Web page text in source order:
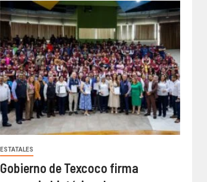
ESTATALES
Gobierno de Texcoco firma